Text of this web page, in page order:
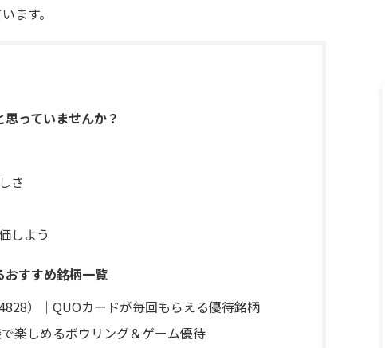
ます。
っていませんか？
さ
しよう
おすすめ銘柄一覧
）｜QUOカードが毎回もらえる優待銘柄
楽しめるボウリング＆ゲーム優待